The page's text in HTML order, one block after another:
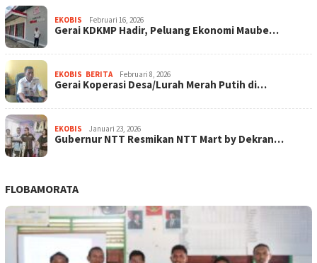
EKOBIS Februari 16, 2026
Gerai KDKMP Hadir, Peluang Ekonomi Maube…
EKOBIS BERITA Februari 8, 2026
Gerai Koperasi Desa/Lurah Merah Putih di…
EKOBIS Januari 23, 2026
Gubernur NTT Resmikan NTT Mart by Dekran…
FLOBAMORATA